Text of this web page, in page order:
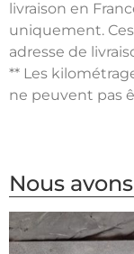
livraison en
uniquement.
adresse de
** Les
ne peuvent pas
Nous